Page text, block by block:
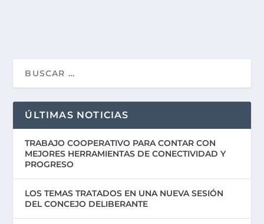
ÚLTIMAS NOTICIAS
TRABAJO COOPERATIVO PARA CONTAR CON
MEJORES HERRAMIENTAS DE CONECTIVIDAD Y
PROGRESO
LOS TEMAS TRATADOS EN UNA NUEVA SESIÓN
DEL CONCEJO DELIBERANTE